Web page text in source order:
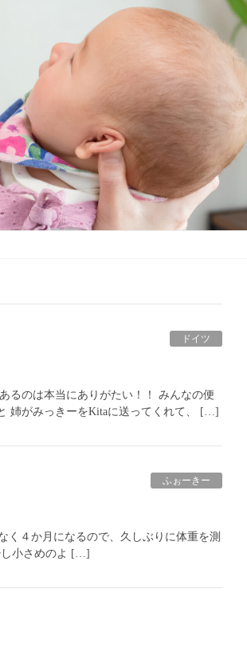
ドイツ
るのは本当にありがたい！！ みんなの便
姉がみっきーをKitaに送ってくれて、 […]
ふぉーきー
く４か月になるので、久しぶりに体重を測
し小さめのよ […]